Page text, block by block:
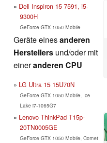
Dell Inspiron 15 7591, i5-
9300H
GeForce GTX 1050 Mobile
Geräte einesanderen
Herstellers und/oder mit
eineranderen CPU
LG Ultra 15 15U70N
GeForce GTX 1050 Mobile, Ice
Lake i7-1065G7
Lenovo ThinkPad T15p-
20TN0005GE
GeForce GTX 1050 Mobile, Comet